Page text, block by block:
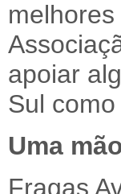
apoiar
Sul
Uma
Fragas